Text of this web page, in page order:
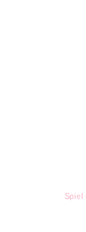
Spiel